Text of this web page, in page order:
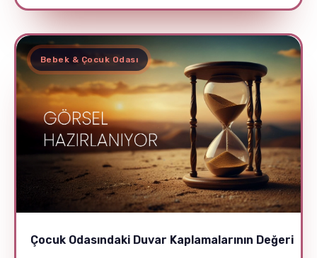
Bebek & Çocuk Odası
Çocuk Odasındaki Duvar Kaplamalarının Değeri